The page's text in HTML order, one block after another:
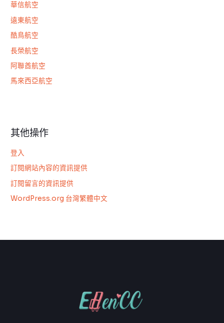
華信航空
遠東航空
酷鳥航空
長榮航空
阿聯酋航空
馬來西亞航空
其他操作
登入
訂閱網站內容的資訊提供
訂閱留言的資訊提供
WordPress.org 台灣繁體中文